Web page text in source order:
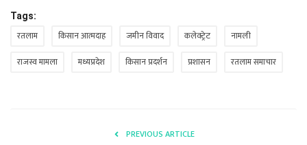
Tags:
रतलाम किसान आत्मदाह जमीन विवाद कलेक्ट्रेट
नामली
राजस्व मामला
मध्यप्रदेश किसान प्रदर्शन प्रशासन रतलाम समाचार
PREVIOUS ARTICLE